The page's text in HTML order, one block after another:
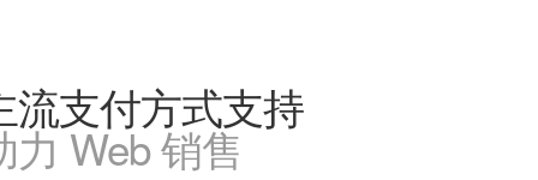
流支付方式支持
力 Web 销售